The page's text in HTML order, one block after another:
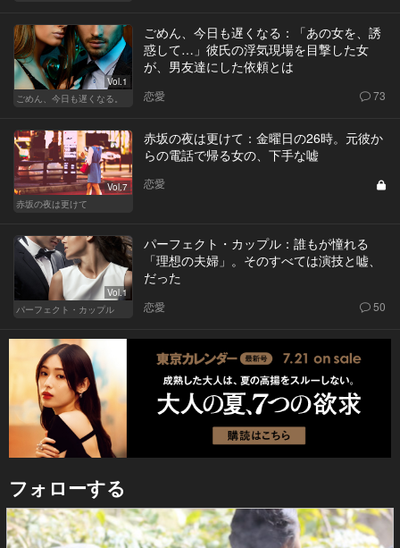
Vol.1
ごめん、今日も遅くなる。
ごめん、今日も遅くなる：「あの女を、誘
惑して…」彼氏の浮気現場を目撃した女
が、男友達にした依頼とは
恋愛 73
Vol.7
赤坂の夜は更けて
赤坂の夜は更けて：金曜日の26時。元彼か
らの電話で帰る女の、下手な嘘
恋愛
Vol.1
パーフェクト・カップル
パーフェクト・カップル：誰もが憧れる
「理想の夫婦」。そのすべては演技と嘘、
だった
恋愛 50
フォローする